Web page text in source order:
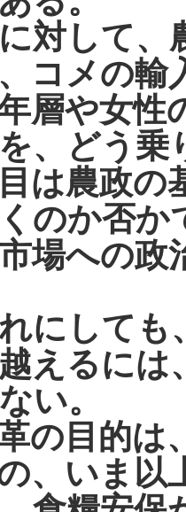
対して、
コメの輸
層や女性
、どう乗
は農政の
のか否か
場への政
にしても
えるには
い。
の目的は
、いま以